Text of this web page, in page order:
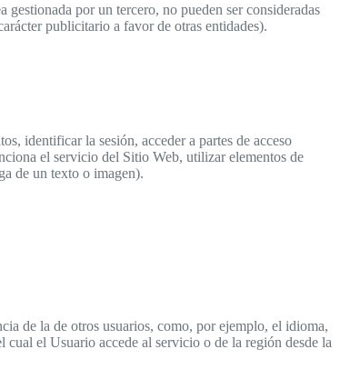
por un tercero, no pueden ser consideradas
publicitario a favor de otras entidades).
identificar la sesión, acceder a partes de acceso
el servicio del Sitio Web, utilizar elementos de
de un texto o imagen).
de la de otros usuarios, como, por ejemplo, el idioma,
el Usuario accede al servicio o de la región desde la